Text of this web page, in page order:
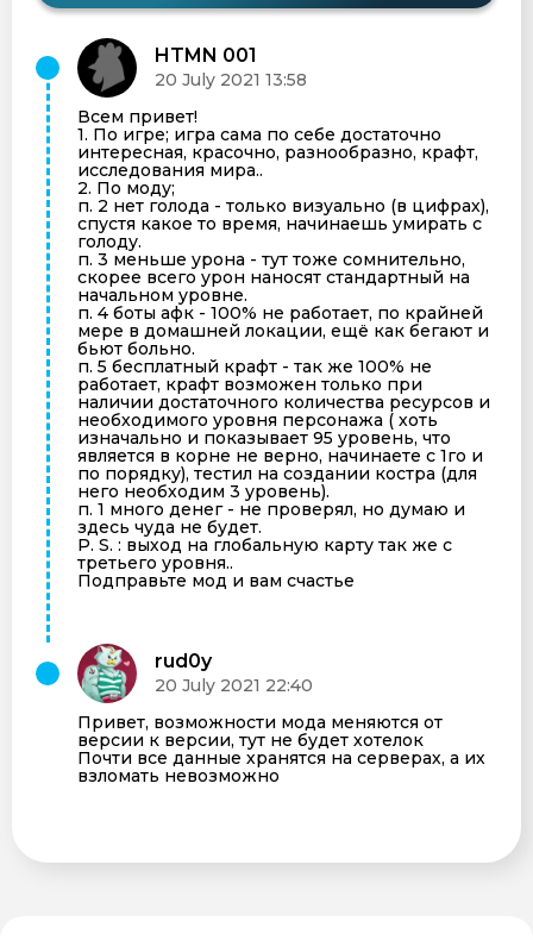
HTMN 001
20 July 2021 13:58
Всем привет!
1. По игре; игра сама по себе достаточно
интересная, красочно, разнообразно, крафт,
исследования мира..
2. По моду;
п. 2 нет голода - только визуально (в цифрах),
спустя какое то время, начинаешь умирать с
голоду.
п. 3 меньше урона - тут тоже сомнительно,
скорее всего урон наносят стандартный на
начальном уровне.
п. 4 боты афк - 100% не работает, по крайней
мере в домашней локации, ещё как бегают и
бьют больно.
п. 5 бесплатный крафт - так же 100% не
работает, крафт возможен только при
наличии достаточного количества ресурсов и
необходимого уровня персонажа ( хоть
изначально и показывает 95 уровень, что
является в корне не верно, начинаете с 1го и
по порядку), тестил на создании костра (для
него необходим 3 уровень).
п. 1 много денег - не проверял, но думаю и
здесь чуда не будет.
P. S. : выход на глобальную карту так же с
третьего уровня..
Подправьте мод и вам счастье
rud0y
20 July 2021 22:40
Привет, возможности мода меняются от
версии к версии, тут не будет хотелок
Почти все данные хранятся на серверах, а их
взломать невозможно